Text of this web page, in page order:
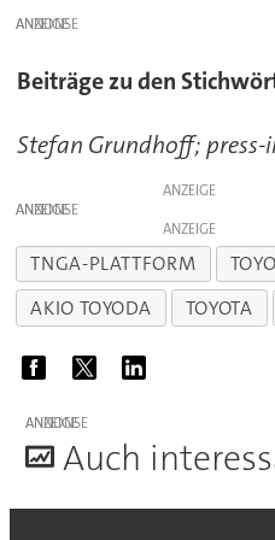
ANZEIGE
Beiträge zu den
Stefan Grundhoff;
ANZEIGE
ANZEIGE
ANZEIGE
TNGA-PLATTFORM
AKIO TOYODA
TOYOTA
ANZEIGE
Auch